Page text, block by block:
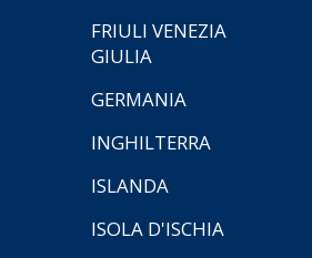
FRIULI VENEZIA
GIULIA
GERMANIA
INGHILTERRA
ISLANDA
ISOLA D'ISCHIA